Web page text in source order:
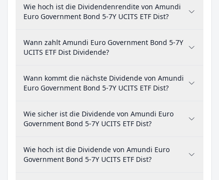
Wie hoch ist die Dividendenrendite von Amundi
Euro Government Bond 5-7Y UCITS ETF Dist?
Wann zahlt Amundi Euro Government Bond 5-7Y
UCITS ETF Dist Dividende?
Wann kommt die nächste Dividende von Amundi
Euro Government Bond 5-7Y UCITS ETF Dist?
Wie sicher ist die Dividende von Amundi Euro
Government Bond 5-7Y UCITS ETF Dist?
Wie hoch ist die Dividende von Amundi Euro
Government Bond 5-7Y UCITS ETF Dist?